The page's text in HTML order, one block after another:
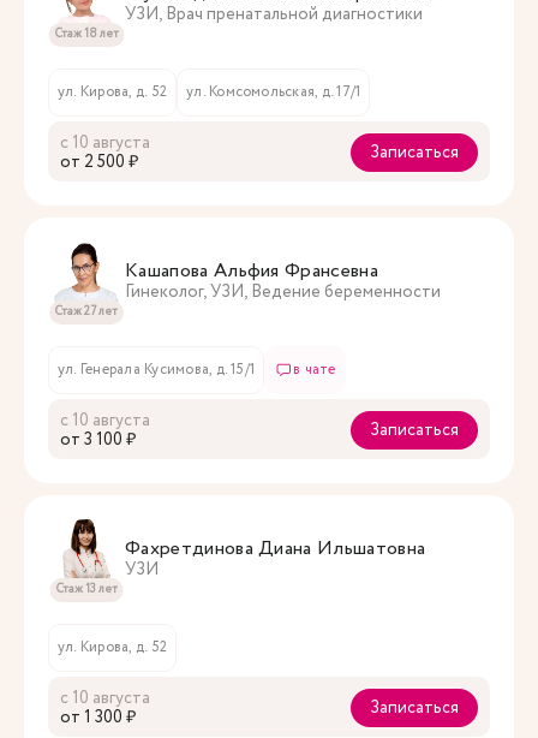
Стаж 18 лет
УЗИ, Врач пренатальной диагностики
ул. Кирова, д. 52 ул. Комсомольская, д. 17/1
с 10 августа
oт 2 500 ₽
Записаться
Стаж 27 лет
Кашапова Альфия Франсевна
Гинеколог, УЗИ, Ведение беременности
ул. Генерала Кусимова, д. 15/1 в чате
с 10 августа
oт 3 100 ₽
Записаться
Стаж 13 лет
Фахретдинова Диана Ильшатовна
УЗИ
ул. Кирова, д. 52
с 10 августа
oт 1 300 ₽
Записаться